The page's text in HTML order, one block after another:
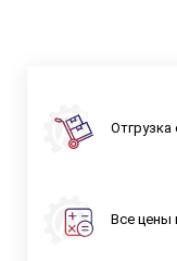
Отгрузка
Все цены